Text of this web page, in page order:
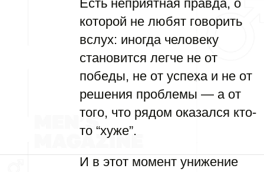
Есть неприятная правда, о
которой не любят говорить
вслух: иногда человеку
становится легче не от
победы, не от успеха и не от
решения проблемы — а от
того, что рядом оказался кто-
то “хуже”.
И в этот момент унижение